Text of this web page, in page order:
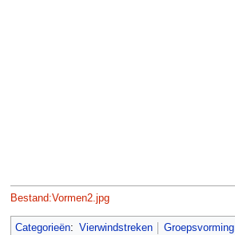
Bestand:Vormen2.jpg
Categorieën: Vierwindstreken Groepsvorming